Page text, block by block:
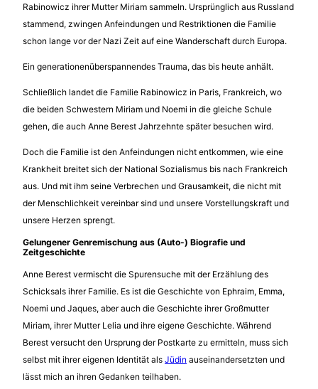
Rabinowicz ihrer Mutter Miriam sammeln. Ursprünglich aus Russland
stammend, zwingen Anfeindungen und Restriktionen die Familie
schon lange vor der Nazi Zeit auf eine Wanderschaft durch Europa.
Ein generationenüberspannendes Trauma, das bis heute anhält.
Schließlich landet die Familie Rabinowicz in Paris, Frankreich, wo
die beiden Schwestern Miriam und Noemi in die gleiche Schule
gehen, die auch Anne Berest Jahrzehnte später besuchen wird.
Doch die Familie ist den Anfeindungen nicht entkommen, wie eine
Krankheit breitet sich der National Sozialismus bis nach Frankreich
aus. Und mit ihm seine Verbrechen und Grausamkeit, die nicht mit
der Menschlichkeit vereinbar sind und unsere Vorstellungskraft und
unsere Herzen sprengt.
Gelungener Genremischung aus (Auto-) Biografie und
Zeitgeschichte
Anne Berest vermischt die Spurensuche mit der Erzählung des
Schicksals ihrer Familie. Es ist die Geschichte von Ephraim, Emma,
Noemi und Jaques, aber auch die Geschichte ihrer Großmutter
Miriam, ihrer Mutter Lelia und ihre eigene Geschichte. Während
Berest versucht den Ursprung der Postkarte zu ermitteln, muss sich
selbst mit ihrer eigenen Identität als Jüdin auseinandersetzten und
lässt mich an ihren Gedanken teilhaben.